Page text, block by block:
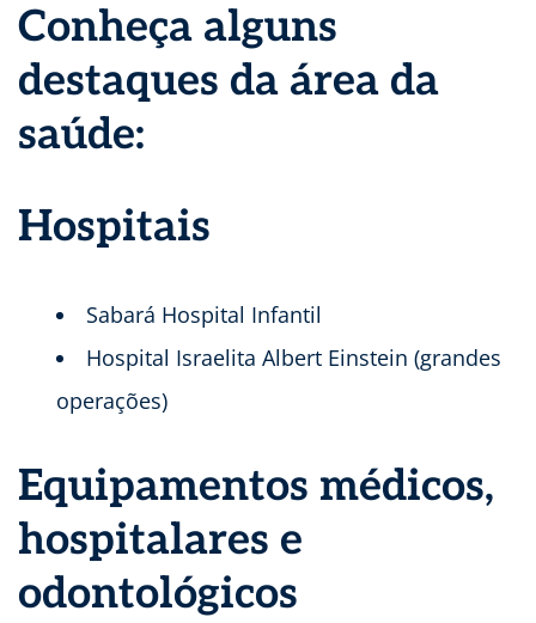
Conheça alguns
destaques da área da
saúde:
Hospitais
Sabará Hospital Infantil
Hospital Israelita Albert Einstein (grandes
operações)
Equipamentos médicos,
hospitalares e
odontológicos